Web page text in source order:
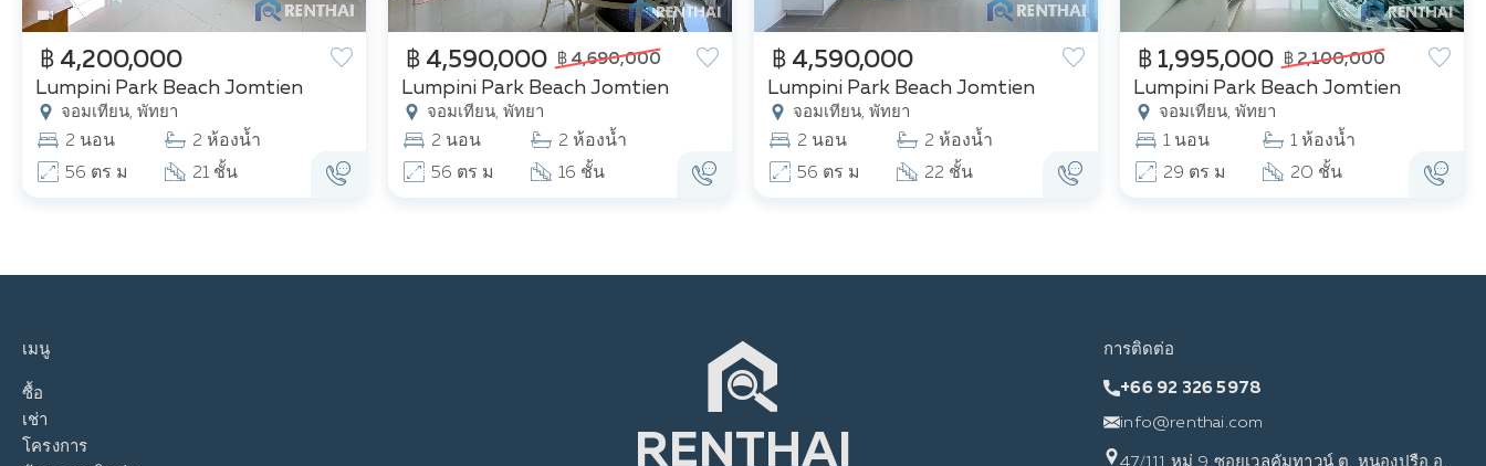
Lumpini Park Beach Jomtien
จอมเทียน, พัทยา
฿ 4,200,000
2 นอน
2 ห้องน้ำ
56 ตร ม
21 ชั้น
Lumpini Park Beach Jomtien
จอมเทียน, พัทยา
฿ 4,590,000 ฿ 4,690,000
2 นอน
2 ห้องน้ำ
56 ตร ม
16 ชั้น
Lumpini Park Beach Jomtien
จอมเทียน, พัทยา
฿ 4,590,000
2 นอน
2 ห้องน้ำ
56 ตร ม
22 ชั้น
Lumpini Park Beach Jomtien
จอมเทียน, พัทยา
฿ 1,995,000 ฿ 2,100,000
1 นอน
1 ห้องน้ำ
29 ตร ม
20 ชั้น
เมนู
ซื้อ
เช่า
โครงการ
RENTHAI
การติดต่อ
+66 92 326 5978
info@renthai.com
47/111 หมู่ 9 ซอยเวลคัมทาวน์ ต. หนองปรือ อ.